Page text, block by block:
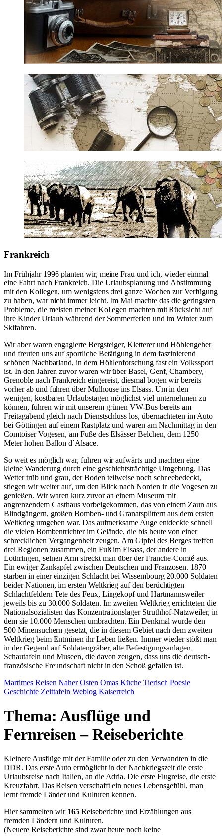
Frankreich
Im Frühjahr 1996 planten wir, meine Frau und ich, wieder einmal
eine Fahrt nach Frankreich. Die Urlaubsplanung und Abstimmung
mit den Kollegen, um wenigstens drei ganze Wochen zur Verfügung
zu haben, war nicht immer leicht. Im Mai machte das die geringsten
Probleme, die meisten meiner Kollegen machten mit Rücksicht auf
ihre Kinder Urlaub während der Sommerferien und im Winter zum
Skifahren.
Wir aber waren engagierte Bergsteiger, Kletterer und Höhlengeher
und freuten uns auf sportliche Betätigung in dem faszinierend
schönen Nachbarland, in dem Höhlenforschung fast ein Volkssport
ist. In den Jahren zuvor waren wir über Basel, Genf, Chambery,
Grenoble nach Frankreich eingereist, diesmal bogen wir bereits
vorher ab und fuhren über Mulhouse ins Elsass. Um in den
wenigen, kostbaren Urlaubstagen möglichst viel unternehmen zu
können, fuhren wir mit unserem grünen VW-Bus bereits am
Freitagabend gleich nach Dienstschluss los, übernachteten im Auto
bei Göttingen auf einem Rastplatz und waren am Nachmittag in den
Comtoiser Vogesen, am Fuße des Elsässer Belchen, dem 1250
Meter hohen Ballon d´Alsace.
So weit es möglich war, fuhren wir aufwärts und machten eine
kleine Wanderung durch eine geschichtsträchtige Umgebung. Das
Wetter trüb und grau, der Boden teilweise noch schneebedeckt,
stiegen wir weiter auf, um den Blick nach Norden in die Vogesen zu
genießen. Wir waren kurz zuvor an einem Museum mit
angrenzendem Gasthaus vorbeigekommen, das von einem Zaun aus
Blindgängern, großen Bomben- und Granatsplittern aus dem ersten
Weltkrieg umgeben war. Das aufmerksame Auge entdeckte schnell
die vielen Bombentrichter im Gelände, die bis heute von einer
schrecklichen Vergangenheit zeugen. Am Gipfel des Berges treffen
drei Regionen zusammen, ein Fuß im Elsass, der andere in
Lothringen, seinen Arm streckt man über der Franche-Comté aus.
Ein ewiger Zankapfel zwischen Deutschen und Franzosen. 1870
starben in einer einzigen Schlacht bei Wissembourg 20.000 Soldaten
beider Nationen, im ersten Weltkrieg auf den berüchtigten
Schlachtfeldern Tete des Feux, Lingekopf und Hartmannsweiler
jeweils bis zu 30.000 Soldaten. Im zweiten Weltkrieg errichteten die
Nationalsozialisten das Konzentrationslager Struthhof-Natzweiler, in
dem sie 10.000 Menschen umbrachten. Ein Denkmal wurde den
500 Minensuchern gesetzt, die in diesem Gebiet nach dem zweiten
Weltkrieg beim Entminen ihr Leben ließen. Immer wieder stößt man
in der Gegend auf Soldatengräber, alte Befestigungsanlagen,
Schautafeln und Museen, die davon zeugen, dass uns die deutsch-
französische Freundschaft nicht in den Schoß gefallen ist.
Martimes Reisen Naher Osten Omas Küche Tierisch Poesie
Geschichte Zeittafeln Weblog Kaiserreich
Thema: Ausflüge und
Fernreisen – Reiseberichte
Kleinere Ausflüge mit der Familie oder zu den Verwandten in die
DDR. Das erste Auto ermöglicht in der Nachkriegszeit die erste
Urlaubsreise nach Italien, an die Adria. Die erste Flugreise, die erste
Kreuzfahrt. Das Reisen verschafft ein neues Lebensgefühl, man
lernt fremde Länder und Kulturen kennen.
Hier sammelten wir 165 Reiseberichte und Erzählungen aus
fremden Ländern und Kulturen.
(Neuere Reiseberichte sind zwar heute noch keine